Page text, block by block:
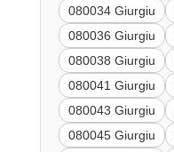
080034 Giurgiu
080036 Giurgiu
080038 Giurgiu
080041 Giurgiu
080043 Giurgiu
080045 Giurgiu